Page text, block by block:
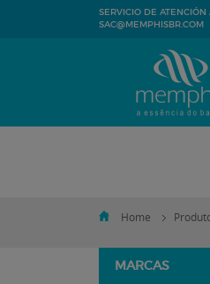
SERVICIO DE
SAC@MEMPHISBR.COM
Home
MARCAS